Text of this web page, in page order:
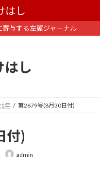
与する左翼ジャーナル
はし
年 第2679号(8月30日付)
付)
admin